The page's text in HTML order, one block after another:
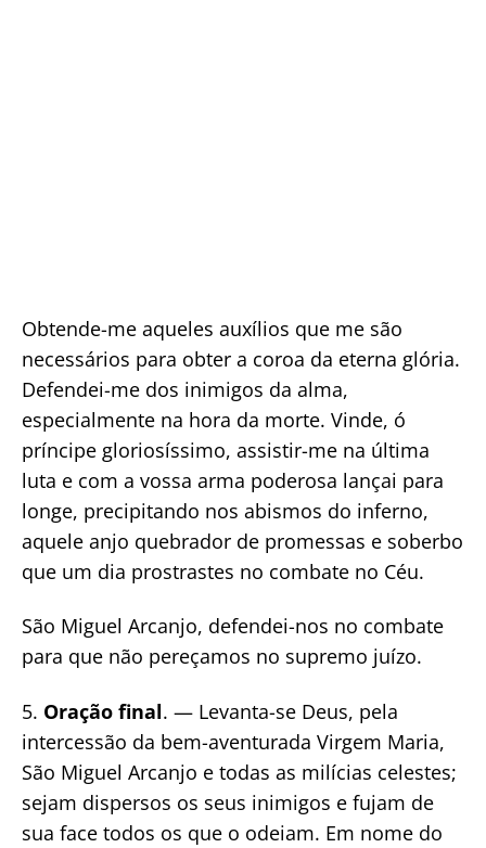
Obtende-me aqueles auxílios que me são
necessários para obter a coroa da eterna glória.
Defendei-me dos inimigos da alma,
especialmente na hora da morte. Vinde, ó
príncipe gloriosíssimo, assistir-me na última
luta e com a vossa arma poderosa lançai para
longe, precipitando nos abismos do inferno,
aquele anjo quebrador de promessas e soberbo
que um dia prostrastes no combate no Céu.
São Miguel Arcanjo, defendei-nos no combate
para que não pereçamos no supremo juízo.
5. Oração final. — Levanta-se Deus, pela
intercessão da bem-aventurada Virgem Maria,
São Miguel Arcanjo e todas as milícias celestes;
sejam dispersos os seus inimigos e fujam de
sua face todos os que o odeiam. Em nome do